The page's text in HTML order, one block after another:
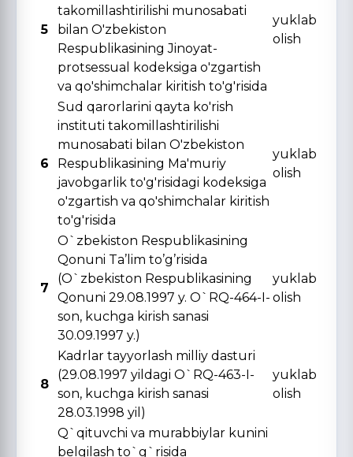
5
takomillashtirilishi munosabati
bilan O'zbekiston
Respublikasining Jinoyat-
protsessual kodeksiga o'zgartish
va qo'shimchalar kiritish to'g'risida
yuklab
olish
6
Sud qarorlarini qayta ko'rish
instituti takomillashtirilishi
munosabati bilan O'zbekiston
Respublikasining Ma'muriy
javobgarlik to'g'risidagi kodeksiga
o'zgartish va qo'shimchalar kiritish
to'g'risida
yuklab
olish
7
O`zbekiston Respublikasining
Qonuni Ta’lim to’g’risida
(O`zbekiston Respublikasining
Qonuni 29.08.1997 y. O`RQ-464-I-
son, kuchga kirish sanasi
30.09.1997 y.)
yuklab
olish
8
Kadrlar tayyorlash milliy dasturi
(29.08.1997 yildagi O`RQ-463-I-
son, kuchga kirish sanasi
28.03.1998 yil)
yuklab
olish
Q`qituvchi va murabbiylar kunini
belgilash to`g`risida